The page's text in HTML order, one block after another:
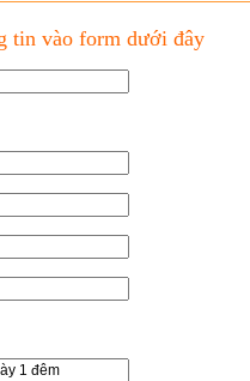
tin vào form dưới đây